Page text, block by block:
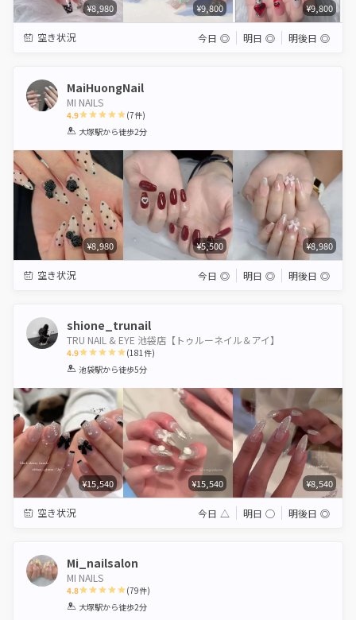
¥8,980 ¥9,800 ¥9,800
空き状況 今日 ◎ 明日 ◎ 明後日 ◎
MaiHuongNail
MI NAILS
4.9
1 2 3 4 5
(7件)
大塚駅から徒歩2分
¥8,980 ¥5,500 ¥8,980
空き状況 今日 ◎ 明日 ◎ 明後日 ◎
shione_trunail
TRU NAIL & EYE 池袋店【トゥルーネイル＆アイ】
4.9
1 2 3 4 5
(181件)
池袋駅から徒歩5分
¥15,540 ¥15,540 ¥8,540
空き状況 今日 △ 明日 ◯ 明後日 ◎
Mi_nailsalon
MI NAILS
4.8
1 2 3 4 5
(79件)
大塚駅から徒歩2分